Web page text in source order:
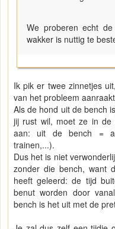
We proberen echt
wakker is nuttig te
Ik pik er twee zinnetjes
van het probleem
Als de hond uit de bench
jij rust wil, moet ze in de
aan: uit de bench =
trainen,...).
Dus het is niet
zonder die bench, want
heeft geleerd: de tijd
benut worden door
bench is het uit met de